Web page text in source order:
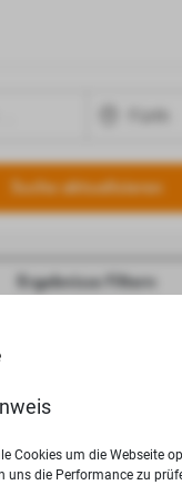
Suche aktualisieren
Ergebnisse Filtern
Cookies um die Webseite
uns die Performance zu